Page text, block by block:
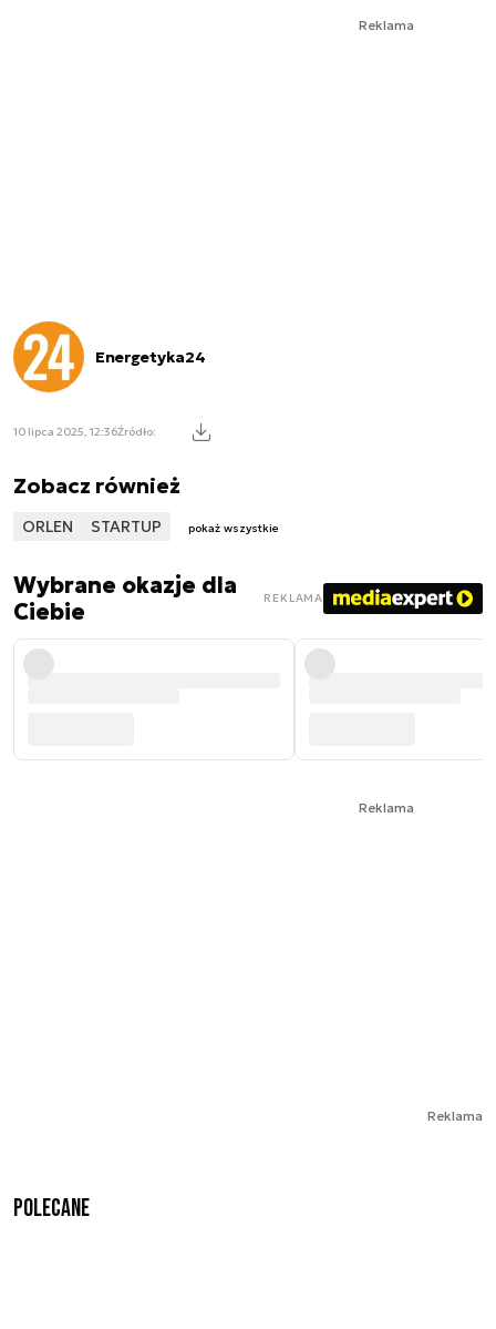
Reklama
Energetyka24
10 lipca 2025, 12:36Źródło:
Zobacz również
ORLEN STARTUP pokaż wszystkie
Wybrane okazje dla
Ciebie
REKLAMA
Reklama
Reklama
Polecane